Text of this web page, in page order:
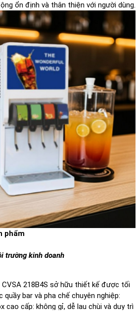
ổn định và thân thiện với người dùng.
phẩm
trường kinh doanh
CVSA 218B4S sở hữu thiết kế được tối
quầy bar và pha chế chuyên nghiệp:
cao cấp: không gỉ, dễ lau chùi và duy trì